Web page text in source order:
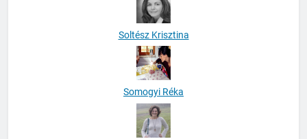
Soltész Krisztina
Somogyi Réka